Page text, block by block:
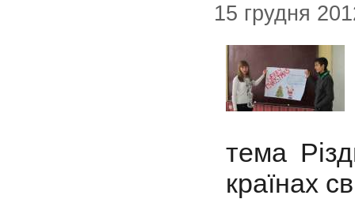
15 грудня
тема
країнах